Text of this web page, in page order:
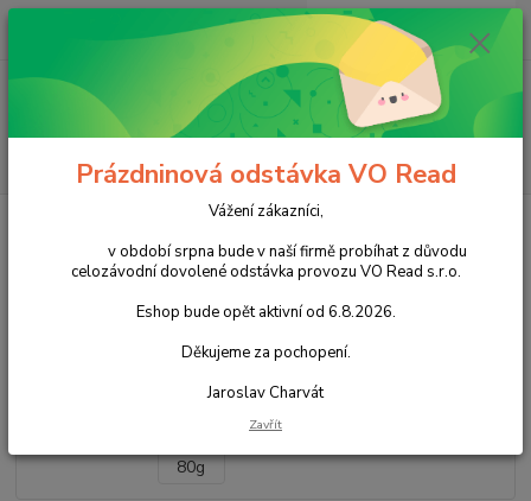
Po - Pá 8 - 14h
ks
za 0,00 Kč
Nečokoládové cukrovinky
Prázdninová odstávka VO Read
Vážení zákazníci,
v období srpna bude v naší firmě probíhat z důvodu
celozávodní dovolené odstávka provozu VO Read s.r.o.
Eshop bude opět aktivní od 6.8.2026.
Děkujeme za pochopení.
Jaroslav Charvát
Zavřít